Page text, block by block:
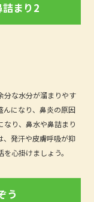
まり2
分な水分が溜まりやす
んになり、鼻炎の原因
なり、鼻水や鼻詰まり
、発汗や皮膚呼吸が抑
心掛けましょう。
う